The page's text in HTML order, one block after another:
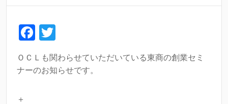
F
c
tt
ＯＣＬも関わらせていただいている東商の創業セミ
ナーのお知らせです。
＋